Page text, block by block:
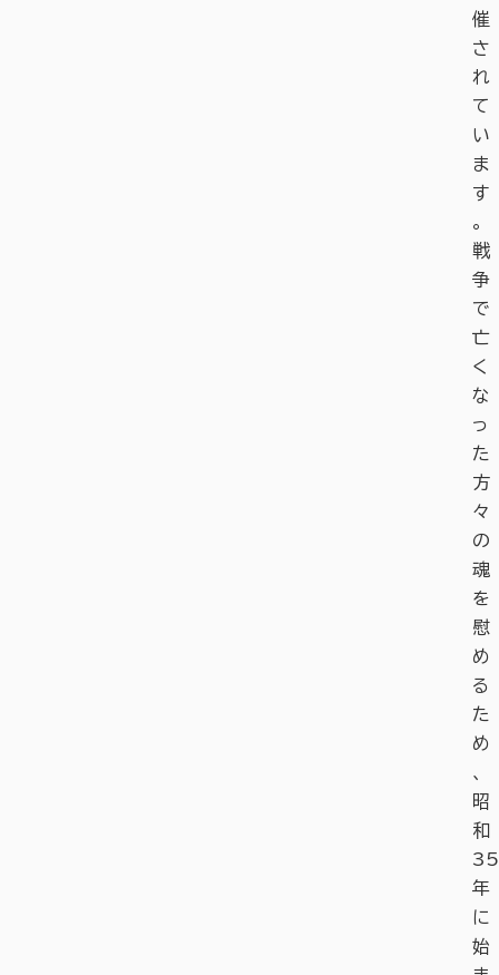
催
さ
れ
て
い
ま
す
。
戦
争
で
亡
く
な
っ
た
方
々
の
魂
を
慰
め
る
た
め
、
昭
和
35
年
に
始